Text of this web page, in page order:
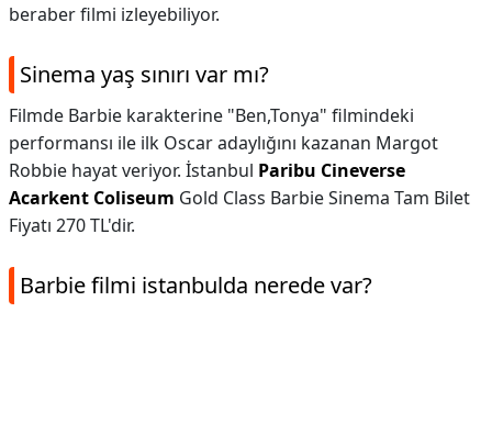
beraber filmi izleyebiliyor.
Sinema yaş sınırı var mı?
Filmde Barbie karakterine "Ben,Tonya" filmindeki
performansı ile ilk Oscar adaylığını kazanan Margot
Robbie hayat veriyor. İstanbul Paribu Cineverse
Acarkent Coliseum Gold Class Barbie Sinema Tam Bilet
Fiyatı 270 TL'dir.
Barbie filmi istanbulda nerede var?